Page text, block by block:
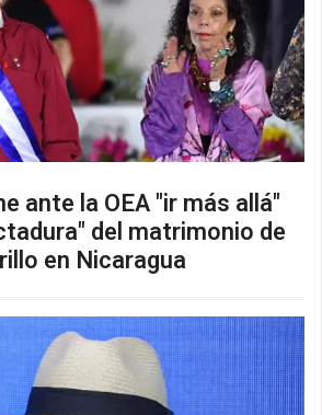
ante la OEA "ir más allá"
del matrimonio de
en Nicaragua